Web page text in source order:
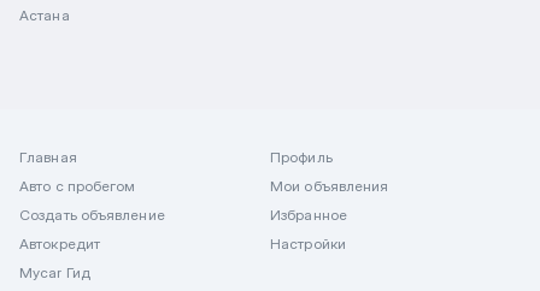
Астана
Главная
Авто с пробегом
Создать объявление
Автокредит
Mycar Гид
Профиль
Мои объявления
Избранное
Настройки